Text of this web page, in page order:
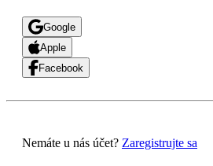
Google
Apple
Facebook
Nemáte u nás účet? Zaregistrujte sa